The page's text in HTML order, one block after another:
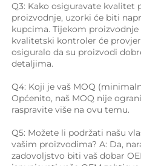
Q3: Kako osiguravate kvalitet
proizvodnje, uzorki će biti
kupcima. Tijekom
kvalitetski kontroler će
osiguralo da su proizvodi
detaljima.
Q4: Koji je vaš MOQ
Općenito, naš MOQ nije
raspravite više na ovu temu.
Q5: Možete li podržati našu
vašim proizvodima? A: Da,
zadovoljstvo biti vaš dobar